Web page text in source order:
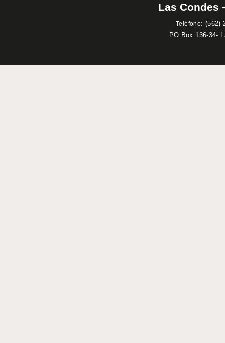
Las Condes
Teléfono: (562)
PO Box 136-34-